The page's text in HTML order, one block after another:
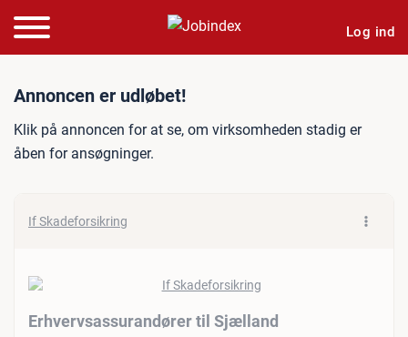
Log ind
Jobannonce:
Annoncen er udløbet!
Klik på annoncen for at se, om virksomheden stadig er
åben for ansøgninger.
If Skadeforsikring
Erhvervsassurandører til Sjælland